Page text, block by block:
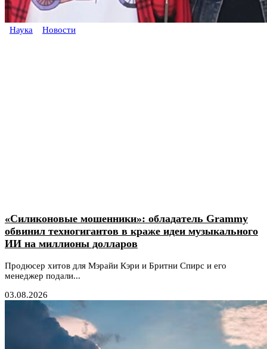
Наука Новости
«Силиконовые мошенники»: обладатель Grammy
обвинил техногигантов в краже идеи музыкального
ИИ на миллионы долларов
Продюсер хитов для Мэрайи Кэри и Бритни Спирс и его
менеджер подали...
03.08.2026